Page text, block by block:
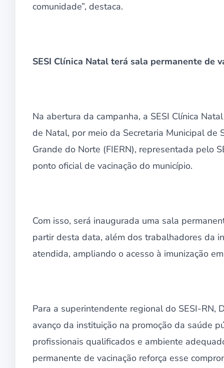
comunidade”, destaca.
SESI Clínica Natal terá sala permanente de
Na abertura da campanha, a SESI Clínica
de Natal, por meio da Secretaria Municipal de
Grande do Norte (FIERN), representada pelo
ponto oficial de vacinação do município.
Com isso, será inaugurada uma sala
partir desta data, além dos trabalhadores da
atendida, ampliando o acesso à imunização
Para a superintendente regional do SESI-RN,
avanço da instituição na promoção da saúde
profissionais qualificados e ambiente
permanente de vacinação reforça esse